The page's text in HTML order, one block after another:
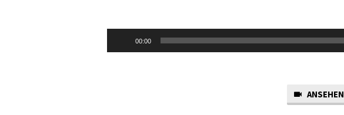
Player
00:00
ANSEHEN